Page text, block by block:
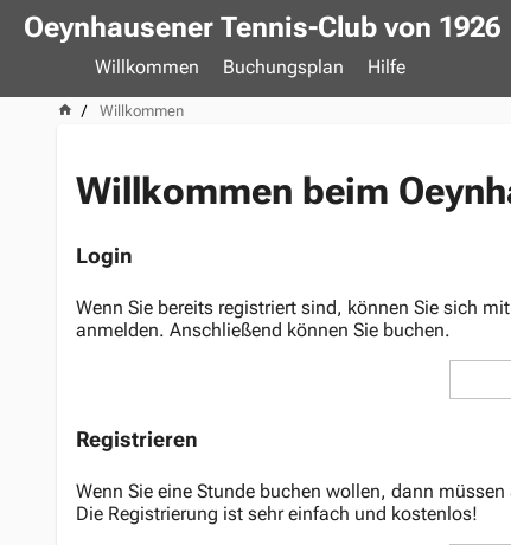
Oeynhausener Tennis-Club von 1926
Willkommen
Buchungsplan Hilfe
Willkommen
Willkommen beim
Login
Wenn Sie bereits registriert sind, können Sie sich
anmelden. Anschließend können Sie buchen.
Registrieren
Wenn Sie eine Stunde buchen wollen, dann
Die Registrierung ist sehr einfach und kostenlos!